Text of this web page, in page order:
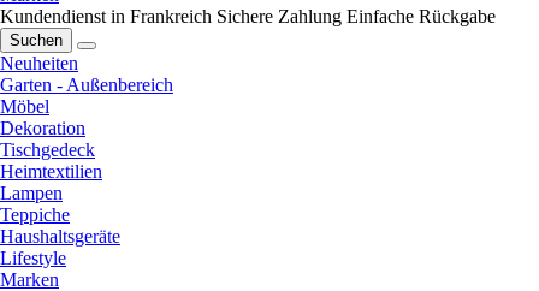
Kundendienst in Frankreich Sichere Zahlung Einfache Rückgabe
Suchen
Neuheiten
Garten - Außenbereich
Möbel
Dekoration
Tischgedeck
Heimtextilien
Lampen
Teppiche
Haushaltsgeräte
Lifestyle
Marken